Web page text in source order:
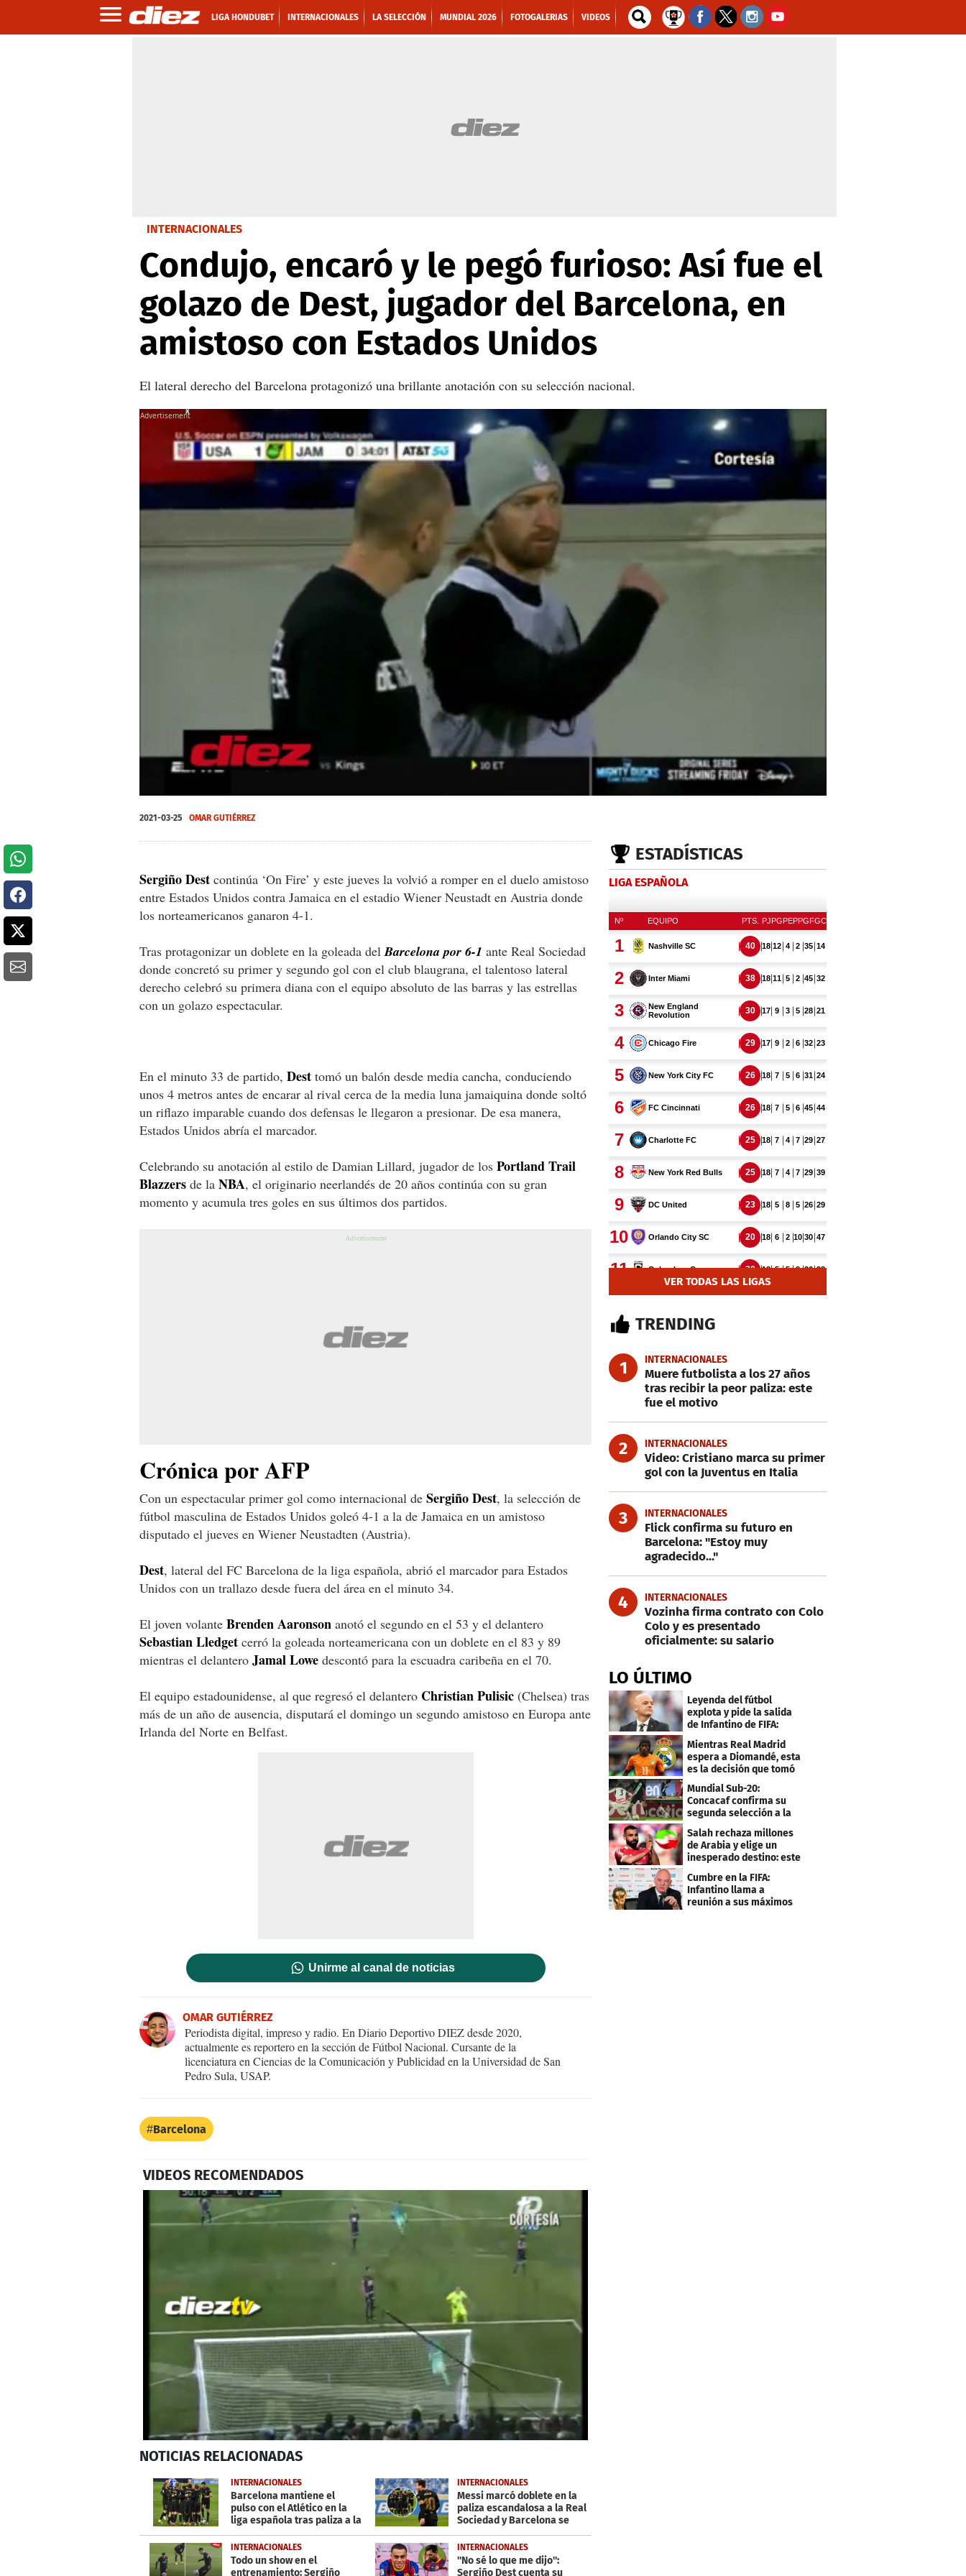
LIGA HONDUBET INTERNACIONALES LA SELECCIÓN MUNDIAL 2026 FOTOGALERIAS VIDEOS
INTERNACIONALES
Condujo, encaró y le pegó furioso: Así fue el
golazo de Dest, jugador del Barcelona, en
amistoso con Estados Unidos
El lateral derecho del Barcelona protagonizó una brillante anotación con su selección nacional.
seconds
of
X
2021-03-25 OMAR GUTIÉRREZ
Sergiño Dest continúa ‘On Fire’ y este jueves la volvió a romper en el duelo amistoso
entre Estados Unidos contra Jamaica en el estadio Wiener Neustadt en Austria donde
los norteamericanos ganaron 4-1.
Tras protagonizar un doblete en la goleada del Barcelona por 6-1 ante Real Sociedad
donde concretó su primer y segundo gol con el club blaugrana, el talentoso lateral
derecho celebró su primera diana con el equipo absoluto de las barras y las estrellas
con un golazo espectacular.
En el minuto 33 de partido, Dest tomó un balón desde media cancha, conduciendo
unos 4 metros antes de encarar al rival cerca de la media luna jamaiquina donde soltó
un riflazo imparable cuando dos defensas le llegaron a presionar. De esa manera,
Estados Unidos abría el marcador.
Celebrando su anotación al estilo de Damian Lillard, jugador de los Portland Trail
Blazzers de la NBA, el originario neerlandés de 20 años continúa con su gran
momento y acumula tres goles en sus últimos dos partidos.
Crónica por AFP
Con un espectacular primer gol como internacional de Sergiño Dest, la selección de
fútbol masculina de Estados Unidos goleó 4-1 a la de Jamaica en un amistoso
disputado el jueves en Wiener Neustadten (Austria).
Dest, lateral del FC Barcelona de la liga española, abrió el marcador para Estados
Unidos con un trallazo desde fuera del área en el minuto 34.
El joven volante Brenden Aaronson anotó el segundo en el 53 y el delantero
Sebastian Lledget cerró la goleada norteamericana con un doblete en el 83 y 89
mientras el delantero Jamal Lowe descontó para la escuadra caribeña en el 70.
El equipo estadounidense, al que regresó el delantero Christian Pulisic (Chelsea) tras
más de un año de ausencia, disputará el domingo un segundo amistoso en Europa ante
Irlanda del Norte en Belfast.
Unirme al canal de noticias
OMAR GUTIÉRREZ
Periodista digital, impreso y radio. En Diario Deportivo DIEZ desde 2020,
actualmente es reportero en la sección de Fútbol Nacional. Cursante de la
licenciatura en Ciencias de la Comunicación y Publicidad en la Universidad de San
Pedro Sula, USAP.
Barcelona
VIDEOS RECOMENDADOS
seconds
34
secondsVolume
0%
NOTICIAS RELACIONADAS
INTERNACIONALES
Barcelona mantiene el
pulso con el Atlético en la
liga española tras paliza a la
Real Sociedad
INTERNACIONALES
Messi marcó doblete en la
paliza escandalosa a la Real
Sociedad y Barcelona se
aferra al título en España
INTERNACIONALES
Todo un show en el
entrenamiento: Sergiño
INTERNACIONALES
''No sé lo que me dijo'':
Sergiño Dest cuenta su
ESTADÍSTICAS
LIGA ESPAÑOLA
VER TODAS LAS LIGAS
TRENDING
1 INTERNACIONALES
Muere futbolista a los 27 años
tras recibir la peor paliza: este
fue el motivo
2 INTERNACIONALES
Video: Cristiano marca su primer
gol con la Juventus en Italia
3 INTERNACIONALES
Flick confirma su futuro en
Barcelona: "Estoy muy
agradecido..."
4 INTERNACIONALES
Vozinha firma contrato con Colo
Colo y es presentado
oficialmente: su salario
LO ÚLTIMO
Leyenda del fútbol
explota y pide la salida
de Infantino de FIFA:
"Deshonesto y cobarde"
Mientras Real Madrid
espera a Diomandé, esta
es la decisión que tomó
el jugador
Mundial Sub-20:
Concacaf confirma su
segunda selección a la
Copa del Mundo 2027
Salah rechaza millones
de Arabia y elige un
inesperado destino: este
será su club
Cumbre en la FIFA:
Infantino llama a
reunión a sus máximos